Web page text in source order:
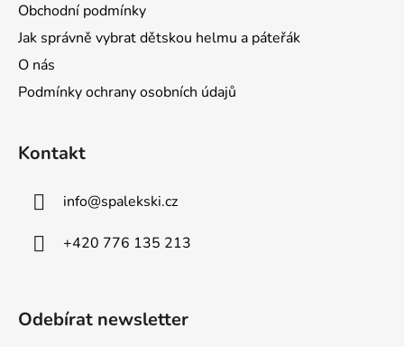
Obchodní podmínky
Jak správně vybrat dětskou helmu a páteřák
O nás
Podmínky ochrany osobních údajů
Kontakt
info@spalekski.cz
+420 776 135 213
Odebírat newsletter